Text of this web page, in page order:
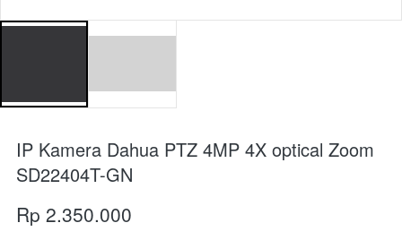
IP Kamera Dahua PTZ 4MP 4X optical Zoom
SD22404T-GN
Rp 2.350.000